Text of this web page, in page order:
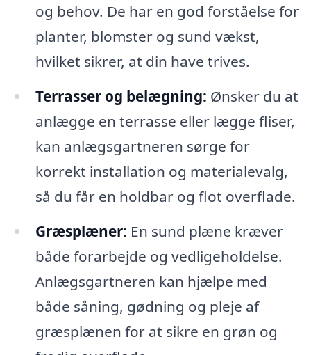
og behov. De har en god forståelse for
planter, blomster og sund vækst,
hvilket sikrer, at din have trives.
Terrasser og belægning: Ønsker du at
anlægge en terrasse eller lægge fliser,
kan anlægsgartneren sørge for
korrekt installation og materialevalg,
så du får en holdbar og flot overflade.
Græsplæner: En sund plæne kræver
både forarbejde og vedligeholdelse.
Anlægsgartneren kan hjælpe med
både såning, gødning og pleje af
græsplænen for at sikre en grøn og